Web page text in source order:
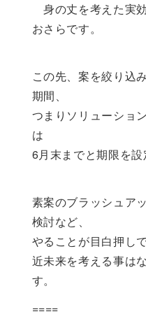
身の丈を考えた実
おさらです。
この先、案を絞り込
期間、
つまりソリューショ
は
6月末までと期限を設
素案のブラッシュア
検討など、
やることが目白押し
近未来を考える事は
す。
====